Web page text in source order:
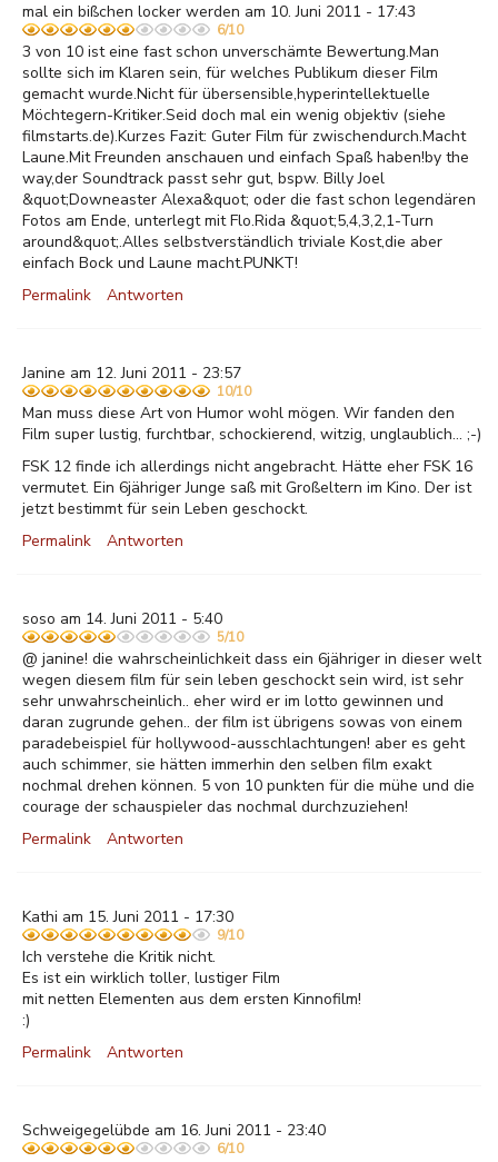
mal ein bißchen locker werden am 10. Juni 2011 - 17:43
6/10
3 von 10 ist eine fast schon unverschämte Bewertung.Man
sollte sich im Klaren sein, für welches Publikum dieser Film
gemacht wurde.Nicht für übersensible,hyperintellektuelle
Möchtegern-Kritiker.Seid doch mal ein wenig objektiv (siehe
filmstarts.de).Kurzes Fazit: Guter Film für zwischendurch.Macht
Laune.Mit Freunden anschauen und einfach Spaß haben!by the
way,der Soundtrack passt sehr gut, bspw. Billy Joel
&quot;Downeaster Alexa&quot; oder die fast schon legendären
Fotos am Ende, unterlegt mit Flo.Rida &quot;5,4,3,2,1-Turn
around&quot;.Alles selbstverständlich triviale Kost,die aber
einfach Bock und Laune macht.PUNKT!
Permalink
Antworten
Janine am 12. Juni 2011 - 23:57
10/10
Man muss diese Art von Humor wohl mögen. Wir fanden den
Film super lustig, furchtbar, schockierend, witzig, unglaublich... ;-)
FSK 12 finde ich allerdings nicht angebracht. Hätte eher FSK 16
vermutet. Ein 6jähriger Junge saß mit Großeltern im Kino. Der ist
jetzt bestimmt für sein Leben geschockt.
Permalink
Antworten
soso am 14. Juni 2011 - 5:40
5/10
@ janine! die wahrscheinlichkeit dass ein 6jähriger in dieser welt
wegen diesem film für sein leben geschockt sein wird, ist sehr
sehr unwahrscheinlich.. eher wird er im lotto gewinnen und
daran zugrunde gehen.. der film ist übrigens sowas von einem
paradebeispiel für hollywood-ausschlachtungen! aber es geht
auch schimmer, sie hätten immerhin den selben film exakt
nochmal drehen können. 5 von 10 punkten für die mühe und die
courage der schauspieler das nochmal durchzuziehen!
Permalink
Antworten
Kathi am 15. Juni 2011 - 17:30
9/10
Ich verstehe die Kritik nicht.
Es ist ein wirklich toller, lustiger Film
mit netten Elementen aus dem ersten Kinnofilm!
:)
Permalink
Antworten
Schweigegelübde am 16. Juni 2011 - 23:40
6/10